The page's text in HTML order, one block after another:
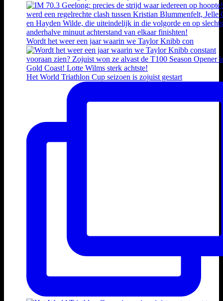
Wordt het weer een jaar waarin we Taylor Knibb con
Het World Triathlon Cup seizoen is zojuist gestart